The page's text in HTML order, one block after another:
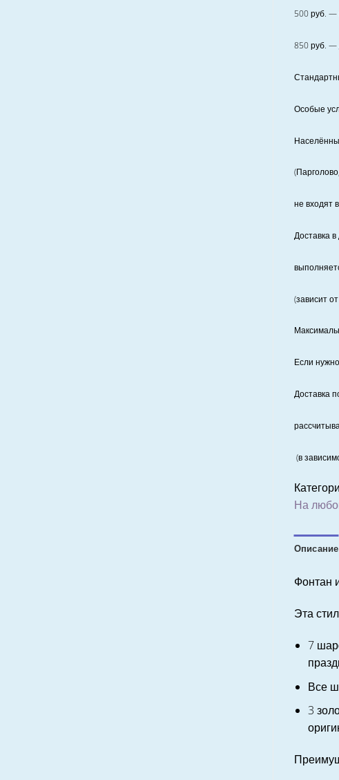
500руб. —
850руб. —
Особые
не входят
Доставка
(зависит
Если
Доставка
(в
На
Описание
Фонтан
Эта
7
Все
3